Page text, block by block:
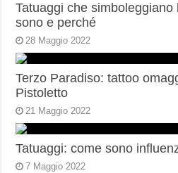
Tatuaggi che simboleggiano
sono e perché
28 Maggio 2022
Terzo Paradiso: tattoo
Pistoletto
21 Maggio 2022
Tatuaggi: come sono
7 Maggio 2022